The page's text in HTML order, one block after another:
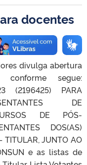
docentes
divulga abertura
segue:
(2196425)​ PARA
DE
DE PÓS-
DOS(AS)
TITULAR, JUNTO AO
e as listas de